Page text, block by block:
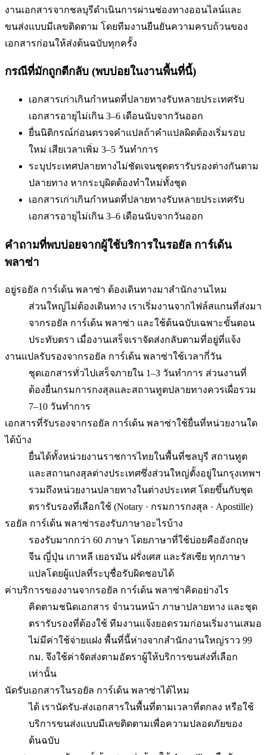
งานเอกสารจากชลบุรีดำเนินการผ่านช่องทางออนไลน์และ
ขนส่งแบบมีเลขติดตาม โดยทีมงานยืนยันความครบถ้วนของ
เอกสารก่อนให้ส่งต้นฉบับทุกครั้ง
กรณีที่มักถูกตีกลับ (พบบ่อยในงานพื้นที่นี้)
เอกสารเก่าเกินกำหนดที่ปลายทางรับหลายประเทศรับ
เอกสารอายุไม่เกิน 3–6 เดือนนับจากวันออก
ยื่นนิติกรณ์ก่อนตรวจคำแปลถ้าคำแปลผิดต้องเริ่มรอบ
ใหม่ เสียเวลาเพิ่ม 3–5 วันทำการ
ระบุประเทศปลายทางไม่ชัดเจนชุดตรารับรองต่างกันตาม
ปลายทาง หากระบุผิดต้องทำใหม่ทั้งชุด
เอกสารเก่าเกินกำหนดที่ปลายทางรับหลายประเทศรับ
เอกสารอายุไม่เกิน 3–6 เดือนนับจากวันออก
คำถามที่พบบ่อยจากผู้ใช้บริการในรอยัล การ์เด้น
พลาซ่า
อยู่รอยัล การ์เด้น พลาซ่า ต้องเดินทางมาสำนักงานไหม
ส่วนใหญ่ไม่ต้องเดินทาง เราเริ่มงานจากไฟล์สแกนที่ส่งมา
จากรอยัล การ์เด้น พลาซ่า และใช้ต้นฉบับเฉพาะขั้นตอน
ประทับตรา เมื่องานเสร็จเราจัดส่งกลับตามที่อยู่ที่แจ้ง
งานแปลรับรองจากรอยัล การ์เด้น พลาซ่าใช้เวลากี่วัน
ชุดเอกสารทั่วไปเสร็จภายใน 1–3 วันทำการ ส่วนงานที่
ต้องยื่นกรมการกงสุลและสถานทูตปลายทางควรเผื่อรวม
7–10 วันทำการ
เอกสารที่รับรองจากรอยัล การ์เด้น พลาซ่าใช้ยื่นที่หน่วยงานใด
ได้บ้าง
ยื่นได้ทั้งหน่วยงานราชการไทยในพื้นที่ชลบุรี สถานทูต
และสถานกงสุลต่างประเทศซึ่งส่วนใหญ่ตั้งอยู่ในกรุงเทพฯ
รวมถึงหน่วยงานปลายทางในต่างประเทศ โดยขึ้นกับชุด
ตรารับรองที่เลือกใช้ (Notary · กรมการกงสุล · Apostille)
รอยัล การ์เด้น พลาซ่ารองรับภาษาอะไรบ้าง
รองรับมากกว่า 60 ภาษา โดยภาษาที่ใช้บ่อยคืออังกฤษ
จีน ญี่ปุ่น เกาหลี เยอรมัน ฝรั่งเศส และรัสเซีย ทุกภาษา
แปลโดยผู้แปลที่ระบุชื่อรับผิดชอบได้
ค่าบริการของงานจากรอยัล การ์เด้น พลาซ่าคิดอย่างไร
คิดตามชนิดเอกสาร จำนวนหน้า ภาษาปลายทาง และชุด
ตรารับรองที่ต้องใช้ ทีมงานแจ้งยอดรวมก่อนเริ่มงานเสมอ
ไม่มีค่าใช้จ่ายแฝง พื้นที่นี้ห่างจากสำนักงานใหญ่ราว 99
กม. จึงใช้ค่าจัดส่งตามอัตราผู้ให้บริการขนส่งที่เลือก
เท่านั้น
นัดรับเอกสารในรอยัล การ์เด้น พลาซ่าได้ไหม
ได้ เรานัดรับ-ส่งเอกสารในพื้นที่ตามเวลาที่ตกลง หรือใช้
บริการขนส่งแบบมีเลขติดตามเพื่อความปลอดภัยของ
ต้นฉบับ